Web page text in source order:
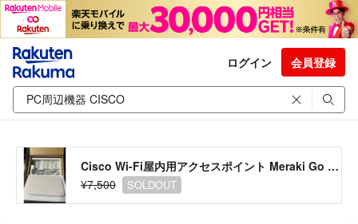
ログイン 会員登録
Cisco Wi-Fi屋内用アクセスポイント Meraki Go GR10
¥7,500
SOLDOUT